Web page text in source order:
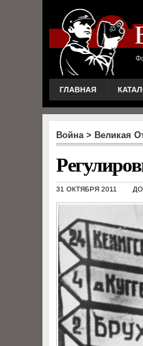
ГЛАВНАЯ
Война> Великая
31 ОКТЯБРЯ 2011